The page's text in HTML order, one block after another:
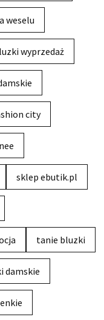
weselu
wyprzedaż
city
sklep ebutik.pl
tanie bluzki
damskie